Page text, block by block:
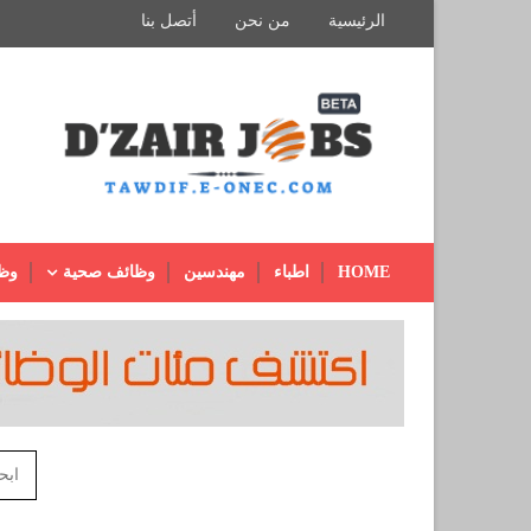
الرئيسية من نحن أتصل بنا
HOME اطباء مهندسين وظائف صحية